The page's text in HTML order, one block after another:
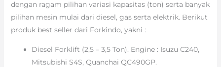
dengan ragam pilihan variasi kapasitas (ton) serta banyak
pilihan mesin mulai dari diesel, gas serta elektrik. Berikut
produk best seller dari Forkindo, yakni :
Diesel Forklift (2,5 – 3,5 Ton). Engine : Isuzu C240,
Mitsubishi S4S, Quanchai QC490GP.